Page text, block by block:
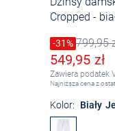
Cropped -
Cena obniżona
-31%
Stara cena
799,95
Obniżona
549,95 zł
Zawiera podatek
Najniższa cena z
Kolor: Biały